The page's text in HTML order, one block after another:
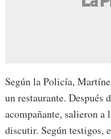
Según la Policía,
un restaurante. Después
acompañante, salieron a
discutir. Según testigos,